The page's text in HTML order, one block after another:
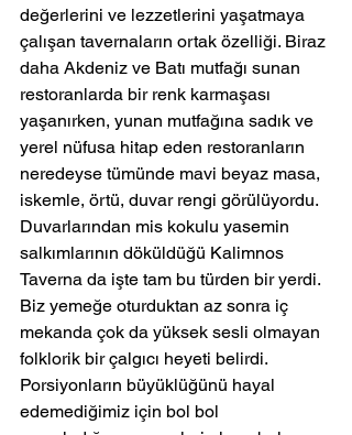
değerlerini ve lezzetlerini yaşatmaya
çalışan tavernaların ortak özelliği. Biraz
daha Akdeniz ve Batı mutfağı sunan
restoranlarda bir renk karmaşası
yaşanırken, yunan mutfağına sadık ve
yerel nüfusa hitap eden restoranların
neredeyse tümünde mavi beyaz masa,
iskemle, örtü, duvar rengi görülüyordu.
Duvarlarından mis kokulu yasemin
salkımlarının döküldüğü Kalimnos
Taverna da işte tam bu türden bir yerdi.
Biz yemeğe oturduktan az sonra iç
mekanda çok da yüksek sesli olmayan
folklorik bir çalgıcı heyeti belirdi.
Porsiyonların büyüklüğünü hayal
edemediğimiz için bol bol